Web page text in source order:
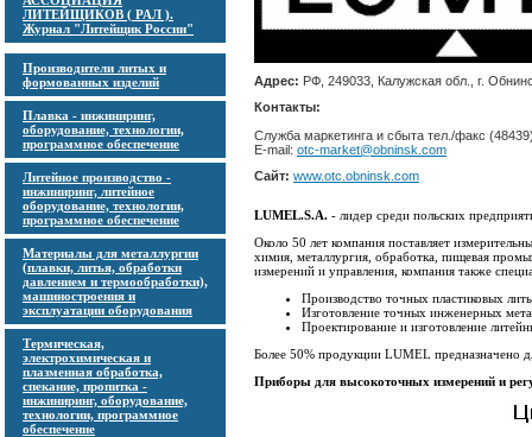
ЛИТЕЙЩИКОВ ( РАЛ ).
Журнал "Литейщик России"
Производители литых и
формованных изделий
Плавка - инжиниринг,
оборудование, технологии,
программное обеспечение
Литейное производство -
инжиниринг, литейное
оборудование, технологии,
программное обеспечение
Материалы для металлургии
(плавки, литья, обработки
давлением и термообработки),
машиностроения и
эксплуатации оборудования
Термическая,
электрохимическая и
плазменная обработка,
спекание, пропитка -
инжиниринг, оборудование,
технологии, программное
обеспечение
Адрес: РФ, 249033, Калужская обл., г.
Контакты:
Служба маркетинга и сбыта тел./факс
E-mail: otc-market@obninsk.com
Сайт: www.otc.obninsk.com
LUMEL.S.A. - лидер среди польских
Около 50 лет компания поставляет
химия, металлургия, обработка, пищевая
измерений и управления, компания также
Производство точных пластиковых
Изготовление точных инженерных
Проектирование и изготовление
Более 50% продукции LUMEL предназначено
Приборы для высокоточных измерений и